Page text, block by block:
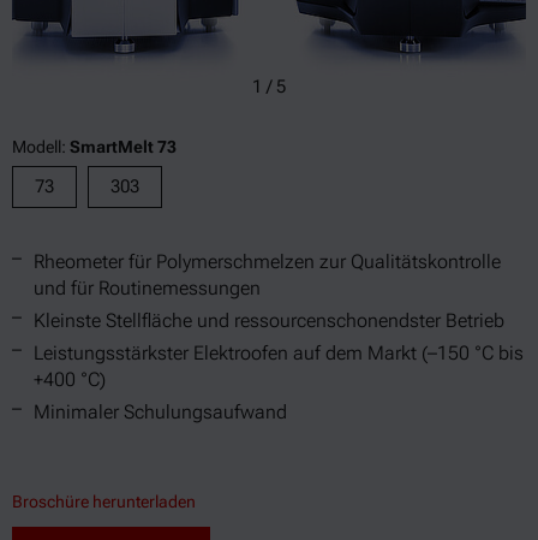
1 / 5
Modell: SmartMelt 73
73 303
Rheometer für Polymerschmelzen zur Qualitätskontrolle
und für Routinemessungen
Kleinste Stellfläche und ressourcenschonendster Betrieb
Leistungsstärkster Elektroofen auf dem Markt (–150 °C bis
+400 °C)
Minimaler Schulungsaufwand
Broschüre herunterladen